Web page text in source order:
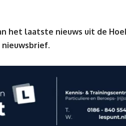
het laatste nieuws uit de